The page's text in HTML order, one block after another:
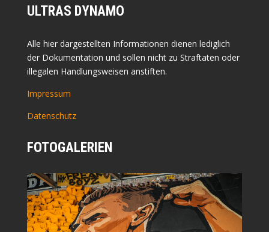
ULTRAS DYNAMO
Alle hier dargestellten Informationen dienen lediglich
der Dokumentation und sollen nicht zu Straftaten oder
illegalen Handlungsweisen anstiften.
Impressum
Datenschutz
FOTOGALERIEN